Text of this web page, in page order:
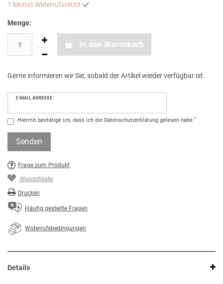
1 Monat Widerrufsrecht
Menge:
In den Warenkorb
Gerne informieren wir Sie, sobald der Artikel wieder verfügbar ist.
E-MAIL ADRESSE
Hiermit bestätige ich, dass ich die Daten­schutz­erklärung gelesen habe.*
Senden
Frage zum Produkt
Wunschliste
Drucken
Häufig gestellte Fragen
Widerrufsbedingungen
Details